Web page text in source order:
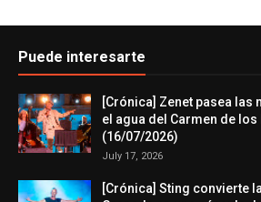
Puede interesarte
[Crónica] Zenet pasea las
el agua del Carmen de
(16/07/2026)
July 17, 2026
[Crónica] Sting convierte